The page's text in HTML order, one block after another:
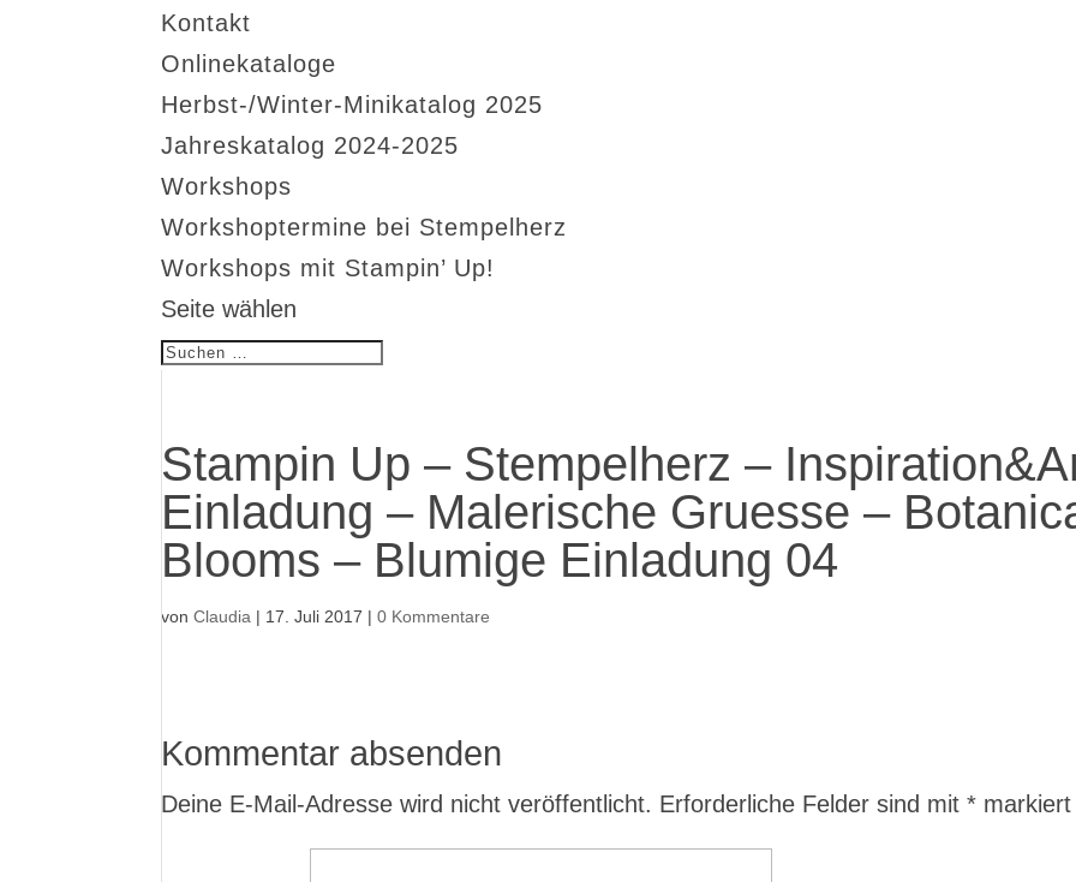
Kontakt
Onlinekataloge
Herbst-/Winter-Minikatalog 2025
Jahreskatalog 2024-2025
Workshops
Workshoptermine bei Stempelherz
Workshops mit Stampin’ Up!
Seite wählen
Stampin Up – Stempelherz –
Einladung – Malerische Gruesse –
Blooms – Blumige Einladung 04
vonClaudia | 17. Juli 2017 |0 Kommentare
Kommentar absenden
Deine E-Mail-Adresse wird nicht veröffentlicht. Erforderliche Felder sind mit* markiert